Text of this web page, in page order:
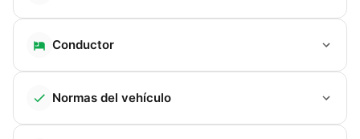
Conductor
Normas del vehículo